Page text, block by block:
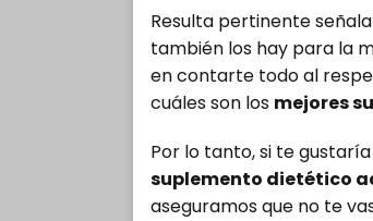
Resulta pertinente
también los hay para la
en contarte todo al
cuáles son los mejores
Por lo tanto, si te
suplemento dietético
aseguramos que no te